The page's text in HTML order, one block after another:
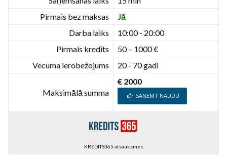
Pirmais bez maksas
Jā
Darba laiks
10:00 - 20:00
Pirmais kredīts
50 – 1000 €
Vecuma ierobežojums
20 - 70 gadi
Maksimālā summa
€ 2000
SAŅEMT NAUDU
KREDITS365 atsauksmes